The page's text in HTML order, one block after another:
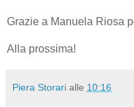
Grazie a Manuela Riosa
Alla prossima!
Piera Storari alle 10:16